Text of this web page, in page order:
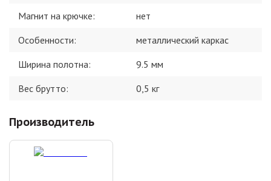
Магнит на крючке:
нет
Особенности:
металлический каркас
Ширина полотна:
9.5 мм
Вес брутто:
0,5 кг
Производитель